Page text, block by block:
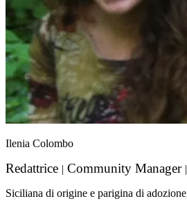
Ilenia Colombo
Redattrice | Community Manager |
Siciliana di origine e parigina di